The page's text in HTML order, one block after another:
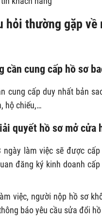
hỏi thường gặp
cần cung cấp hồ sơ
cung cấp duy nhất bản
hộ chiếu,…
quyết hồ sơ mở cửa
ngày làm việc sẽ được
đăng ký kinh doanh
việc, người nộp hồ sơ
báo yêu cầu sửa đổi